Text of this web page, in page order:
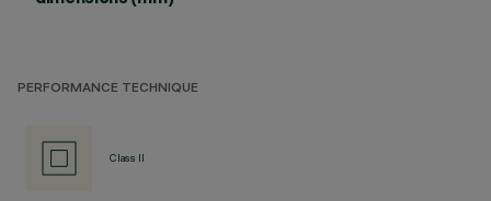
PERFORMANCE TECHNIQUE
Class II